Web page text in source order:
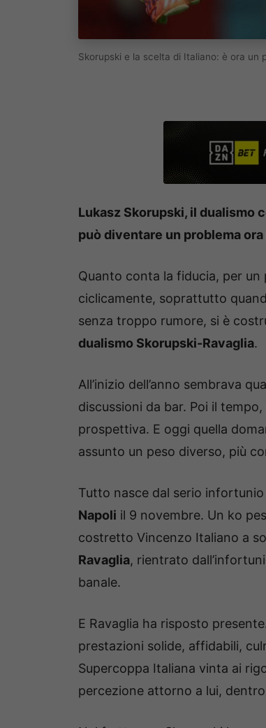
Skorupski e la scelta di Italiano: è ora un
Lukasz Skorupski, il dualismo
può diventare un problema
Quanto conta la fiducia, per
ciclicamente, soprattutto
senza troppo rumore, si è
dualismo Skorupski-Ravaglia.
All’inizio dell’anno sembrava
discussioni da bar. Poi il
prospettiva. E oggi quella
assunto un peso diverso, più
Tutto nasce dal serio infortunio
Napoli il 9 novembre. Un ko
costretto Vincenzo Italiano a
Ravaglia, rientrato
banale.
E Ravaglia ha risposto
prestazioni solide, affidabili,
Supercoppa Italiana vinta ai
percezione attorno a lui,